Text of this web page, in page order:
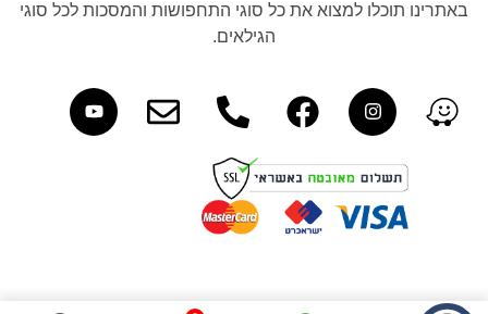
באתרינו תוכלו למצוא את כל סוגי התחפושות והמסכות לכל סוגי
הגילאים.